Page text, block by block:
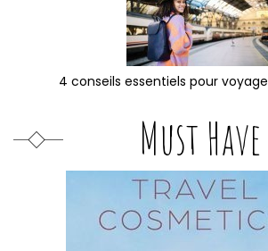
4 conseils essentiels pour
Must Have